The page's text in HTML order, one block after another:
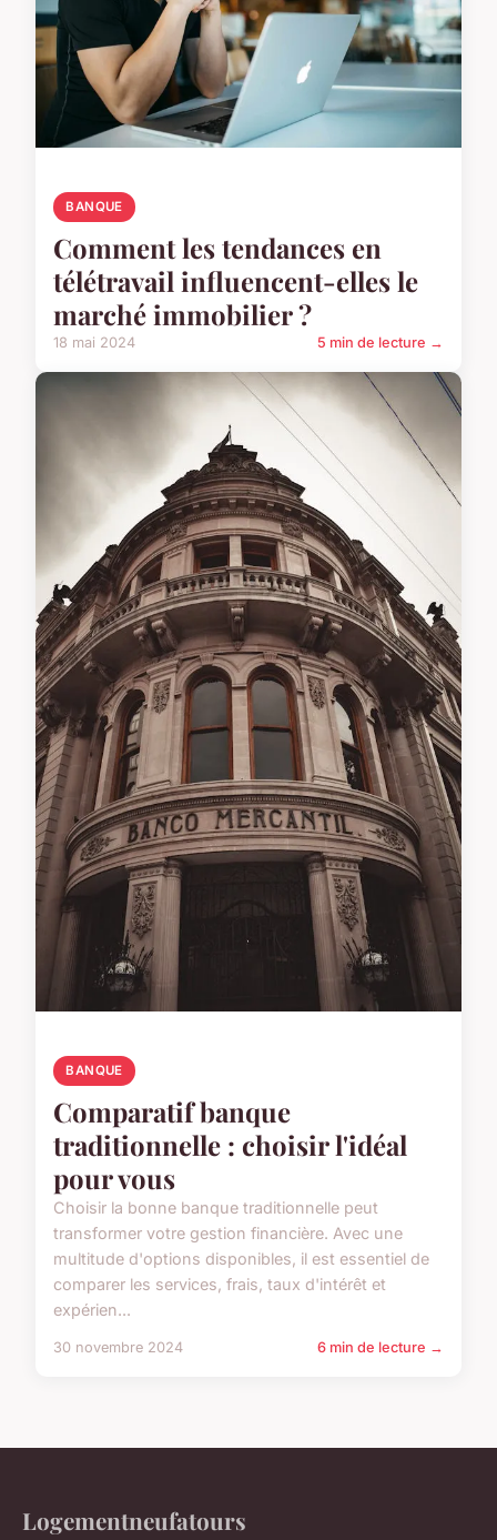
BANQUE
Comment les tendances en
télétravail influencent-elles le
marché immobilier ?
18 mai 2024 5 min de lecture →
BANQUE
Comparatif banque
traditionnelle : choisir l'idéal
pour vous
Choisir la bonne banque traditionnelle peut
transformer votre gestion financière. Avec une
multitude d'options disponibles, il est essentiel de
comparer les services, frais, taux d'intérêt et
expérien...
30 novembre 2024 6 min de lecture →
Logementneufatours